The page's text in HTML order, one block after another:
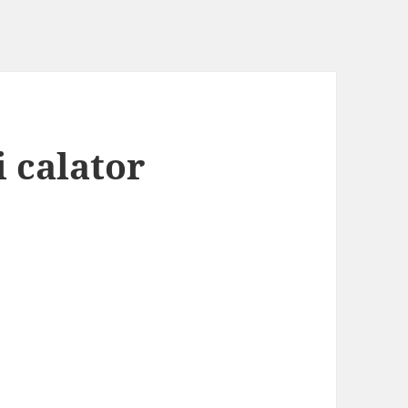
calator